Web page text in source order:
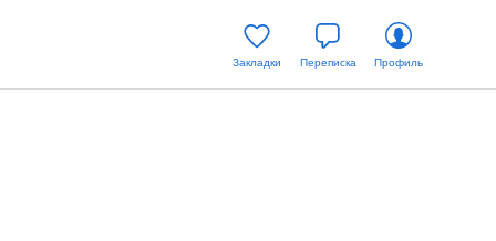
Закладки Переписка Профиль